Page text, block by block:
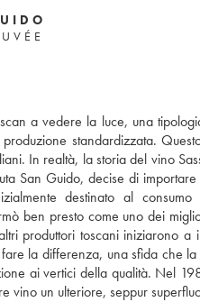
a vedere la luce, una
standardizzata.
In realtà, la storia del vino
San Guido, decise di
destinato al
ben presto come uno dei
produttori toscani iniziarono
la differenza, una sfida che
ai vertici della qualità. Nel
un ulteriore, seppur